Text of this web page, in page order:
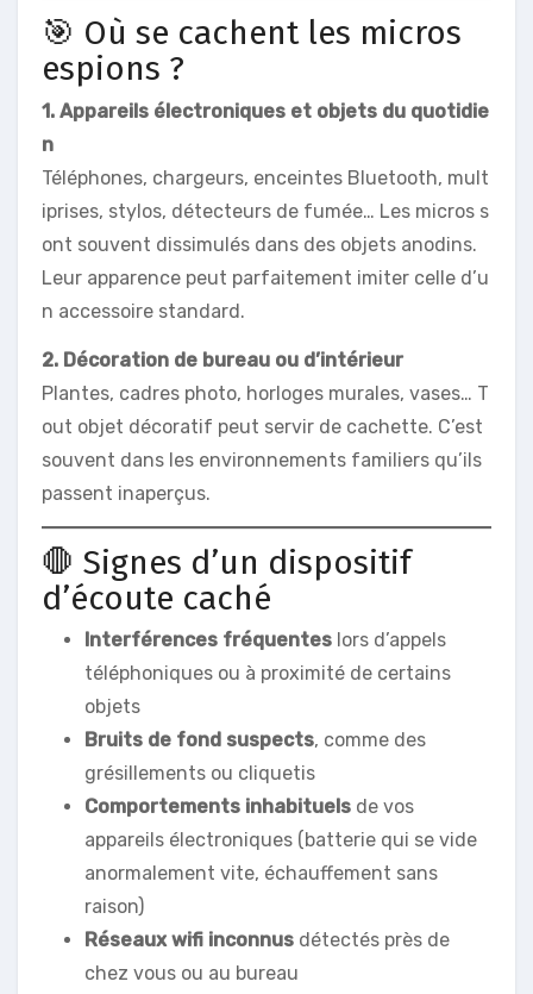
🎯 Où se cachent les micros
espions ?
1. Appareils électroniques et objets du quotidie
n
Téléphones, chargeurs, enceintes Bluetooth, mult
iprises, stylos, détecteurs de fumée… Les micros s
ont souvent dissimulés dans des objets anodins.
Leur apparence peut parfaitement imiter celle d’u
n accessoire standard.
2. Décoration de bureau ou d’intérieur
Plantes, cadres photo, horloges murales, vases… T
out objet décoratif peut servir de cachette. C’est
souvent dans les environnements familiers qu’ils
passent inaperçus.
🛑 Signes d’un dispositif
d’écoute caché
Interférences fréquentes lors d’appels
téléphoniques ou à proximité de certains
objets
Bruits de fond suspects, comme des
grésillements ou cliquetis
Comportements inhabituels de vos
appareils électroniques (batterie qui se vide
anormalement vite, échauffement sans
raison)
Réseaux wifi inconnus détectés près de
chez vous ou au bureau